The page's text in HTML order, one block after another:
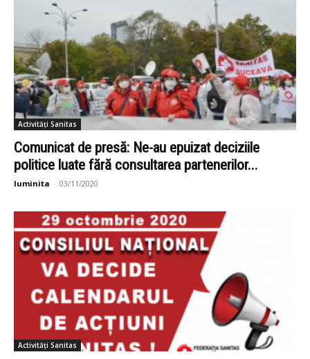
Activități Sanitas
Comunicat de presă: Ne-au epuizat deciziile
politice luate fără consultarea partenerilor...
luminita - 03/11/2020
Activități Sanitas